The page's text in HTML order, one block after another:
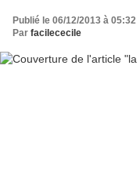
Publié le 06/12/2013 à 05:32
Par facilececile